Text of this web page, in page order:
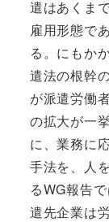
遣はあくま
雇用形態で
る。にもか
遣法の根幹
が派遣労働
の拡大が一
に、業務に
手法を、人
るWG報告
遣先企業は